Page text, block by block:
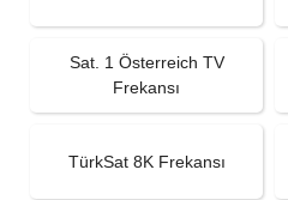
Sat. 1 Österreich TV
Frekansı
TürkSat 8K Frekansı